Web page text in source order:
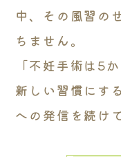
中、その風習の
ちません。
「不妊手術は5
新しい習慣にす
への発信を続け